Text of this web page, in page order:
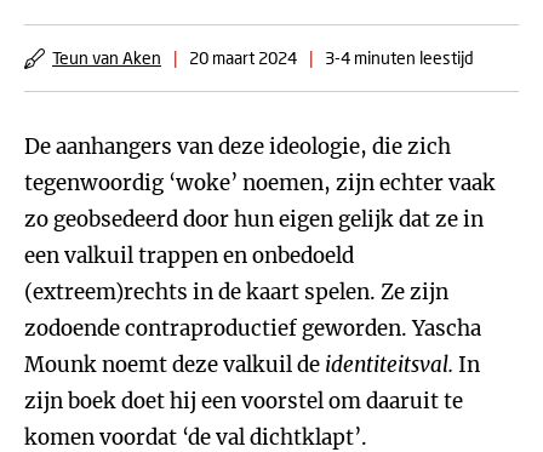
Teun van Aken | 20 maart 2024 | 3-4 minuten leestijd
De aanhangers van deze ideologie, die zich
tegenwoordig ‘woke’ noemen, zijn echter vaak
zo geobsedeerd door hun eigen gelijk dat ze in
een valkuil trappen en onbedoeld
(extreem)rechts in de kaart spelen. Ze zijn
zodoende contraproductief geworden. Yascha
Mounk noemt deze valkuil de identiteitsval. In
zijn boek doet hij een voorstel om daaruit te
komen voordat ‘de val dichtklapt’.